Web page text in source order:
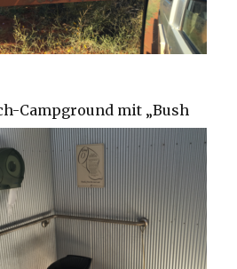
Campground mit „Bush